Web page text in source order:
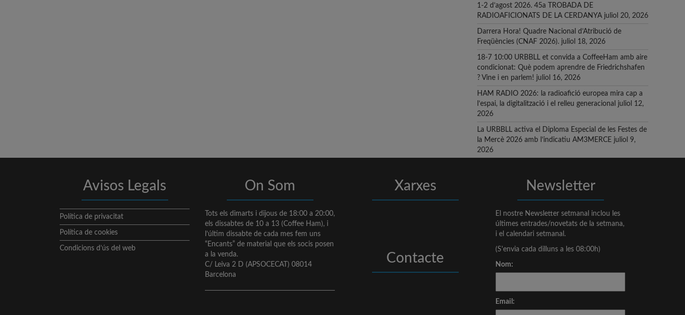
1-2 d’agost 2026. 45a TROBADA DE
RADIOAFICIONATS DE LA CERDANYA juliol 20, 2026
Darrera Hora! Quadre Nacional d’Atribució de
Freqüències (CNAF 2026). juliol 18, 2026
18-7 10:00 URBBLL et convida a CoffeeHam amb aire
condicionat: Què podem aprendre de Friedrichshafen
? Vine i en parlem! juliol 16, 2026
HAM RADIO 2026: la radioafició europea mira cap a
l’espai, la digitalització i el relleu generacional
juliol 12,
2026
La URBBLL activa el Diploma Especial de les Festes de
la Mercè 2026 amb l’indicatiu AM3MERCE juliol 9,
2026
Avisos Legals
Política de privacitat
Política de cookies
Condicions d’ús del web
On Som
Tots els dimarts i dijous de 18:00 a 20:00,
els dissabtes de 10 a 13 (Coffee Ham), i
l’últim dissabte de cada mes fem uns
“Encants” de material que els socis posen
a la venda.
C/ Leiva 2 D (APSOCECAT) 08014
Barcelona
Xarxes
Contacte
Newsletter
El nostre Newsletter setmanal inclou les
últimes entrades/novetats de la setmana,
i el calendari setmanal.
(S'envia cada dilluns a les 08:00h)
Nom:
Email: